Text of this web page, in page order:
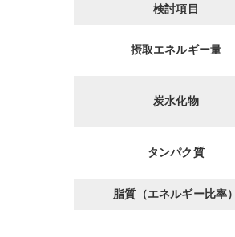
検討項目
摂取エネルギー量
炭水化物
タンパク質
脂質（エネルギー比率）